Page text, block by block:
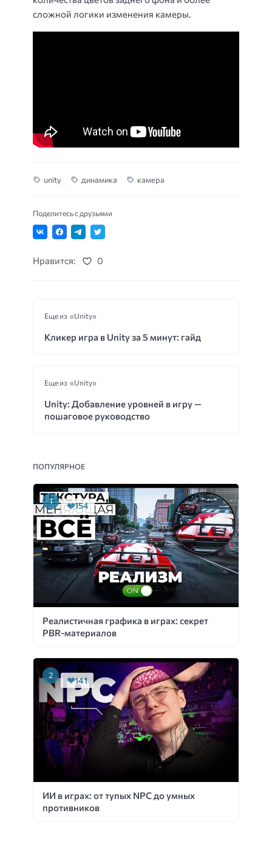
сложной логики изменения камеры.
unity динамика камера
Поделитесь с друзьями
Нравится: 0
Еще из «Unity»
Кликер игра в Unity за 5 минут: гайд
Еще из «Unity»
Unity: Добавление уровней в игру —
пошаговое руководство
ПОПУЛЯРНОЕ
Реалистичная графика в играх: секрет
PBR-материалов
154
ИИ в играх: от тупых NPC до умных
противников
141